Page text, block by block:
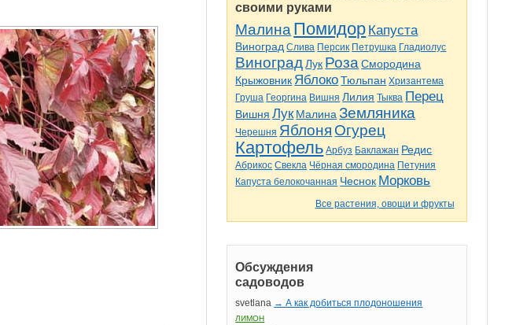
своими руками
Малина Помидор Капуста
Виноград Слива Персик Петрушка Гладиолус
Виноград Лук Роза Смородина
Крыжовник Яблоко Тюльпан Хризантема
Груша Георгина Вишня Лилия Тыква Перец
Вишня Лук Малина Земляника
Черешня Яблоня Огурец
Картофель Арбуз Баклажан Редис
Абрикос Свекла Чёрная смородина Петуния
Капуста белокочанная Чеснок Морковь
Все растения, овощи и фрукты
Обсуждения
садоводов
svetlana → А как добиться плодоношения
ЛИМОН